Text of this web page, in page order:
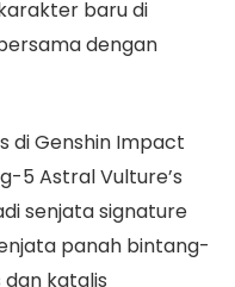
baru di
dengan
di Genshin Impact
5 Astral Vulture’s
senjata signature
panah bintang-
katalis